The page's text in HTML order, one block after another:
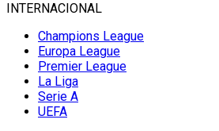
INTERNACIONAL
Champions League
Europa League
Premier League
La Liga
Serie A
UEFA